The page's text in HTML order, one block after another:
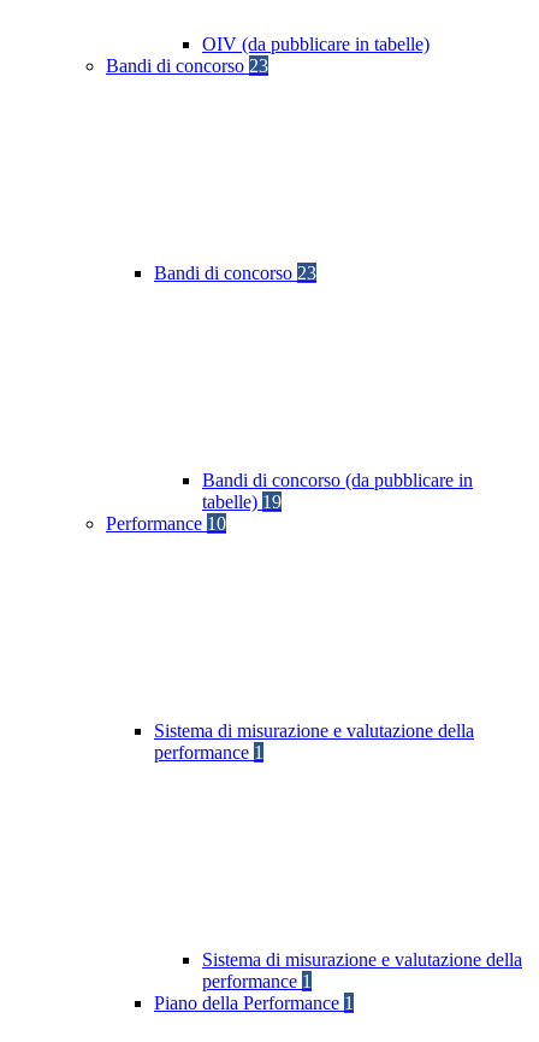
OIV (da pubblicare in tabelle)
Bandi di concorso 23
Bandi di concorso 23
Bandi di concorso (da pubblicare in
tabelle) 19
Performance 10
Sistema di misurazione e valutazione della
performance 1
Sistema di misurazione e valutazione della
performance 1
Piano della Performance 1